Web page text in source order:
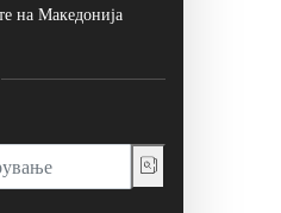
на Македонија